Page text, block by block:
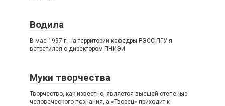
Водила
В мае 1997 г. на территории кафедры РЭСС ПГУ я
встретился с директором ПНИЭИ
Муки творчества
Творчество, как известно, является высшей степенью
человеческого познания, а «Творец» приходит к